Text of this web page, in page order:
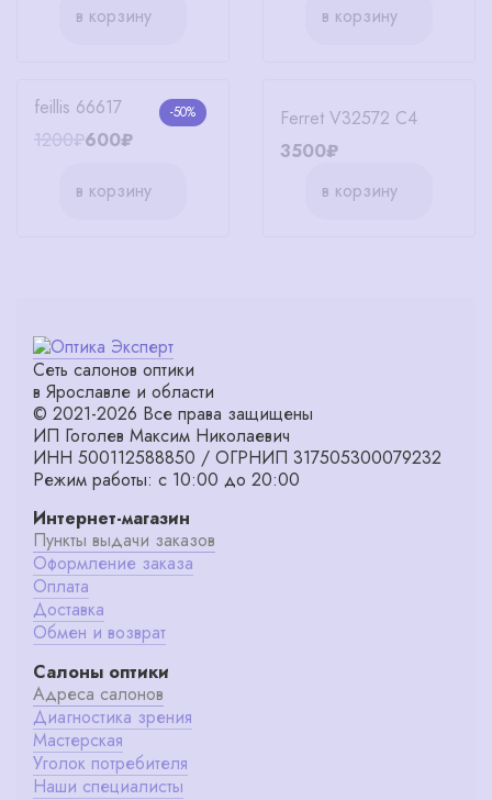
в корзину
в корзину
-50%
feillis 66617
1200₽600₽
в корзину
Ferret V32572 C4
3500₽
в корзину
Сеть салонов оптики
в Ярославле и области
© 2021-2026 Все права защищены
ИП Гоголев Максим Николаевич
ИНН 500112588850 / ОГРНИП 317505300079232
Режим работы: с 10:00 до 20:00
Интернет-магазин
Пункты выдачи заказов
Оформление заказа
Оплата
Доставка
Обмен и возврат
Салоны оптики
Адреса салонов
Диагностика зрения
Мастерская
Уголок потребителя
Наши специалисты